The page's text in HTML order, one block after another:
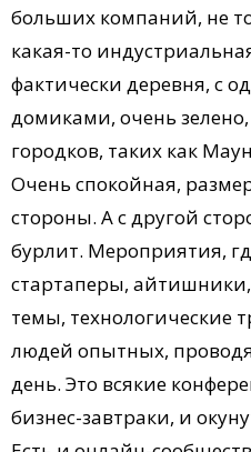
больших компаний, не
какая-то
фактически деревня, с
домиками, очень
городков, таких как
Очень спокойная,
стороны. А с другой
бурлит. Мероприятия,
стартаперы,
темы, технологические
людей опытных,
день. Это всякие
бизнес-завтраки, и